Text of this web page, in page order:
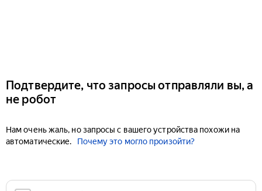
Подтвердите, что запросы отправляли вы, а
не робот
Нам очень жаль, но запросы с вашего устройства похожи на
автоматические.
Почему это могло произойти?